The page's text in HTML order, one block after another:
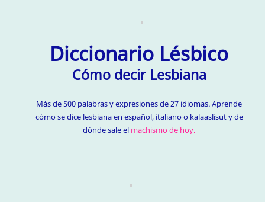
Diccionario Lésbico
Cómo decir Lesbiana
Más de 500 palabras y expresiones de 27 idiomas. Aprende
cómo se dice lesbiana en español, italiano o kalaaslisut y de
dónde sale el machismo de hoy.